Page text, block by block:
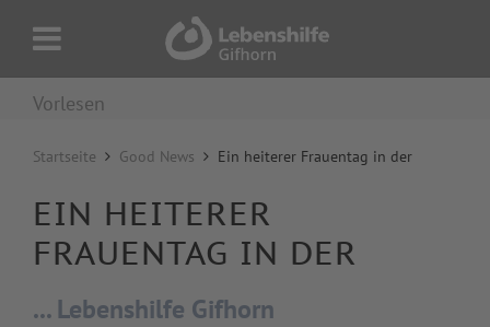
Vorlesen
Startseite Good News Ein heiterer Frauentag in der
EIN HEITERER
FRAUENTAG IN DER
... Lebenshilfe Gifhorn